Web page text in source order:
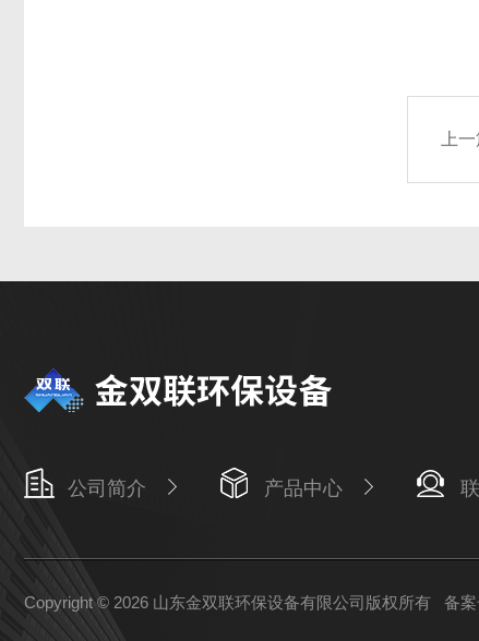
上
公司简介 产品中心
Copyright © 2026 山东金双联环保设备有限公司版权所有 备